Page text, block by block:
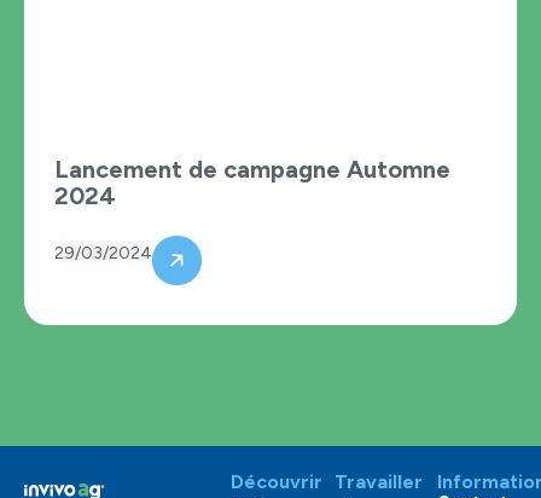
Lancement de campagne Automne
2024
29/03/2024
Découvrir
Travailler